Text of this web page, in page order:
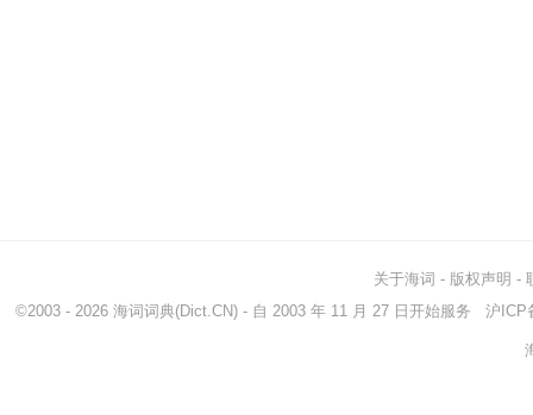
关于海词 - 版权声明 -
©2003 - 2026 海词词典(Dict.CN) - 自 2003 年 11 月 27 日开始服务 沪ICP